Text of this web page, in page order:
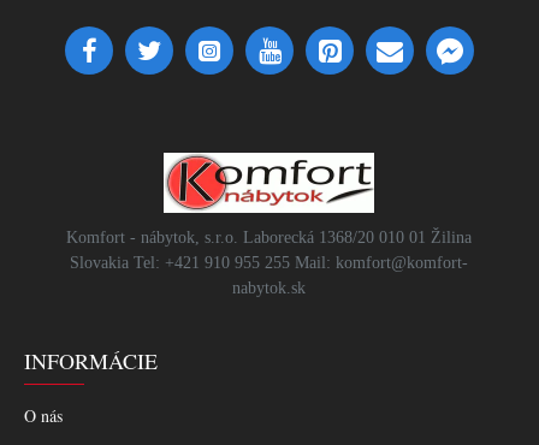
Komfort - nábytok, s.r.o. Laborecká 1368/20 010 01 Žilina
Slovakia Tel: +421 910 955 255 Mail: komfort@komfort-
nabytok.sk
INFORMÁCIE
O nás